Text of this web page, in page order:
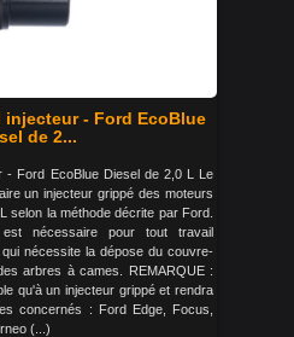
- Ford EcoBlue
de 2...
- Ford EcoBlue Diesel de 2,0 L Le
un injecteur grippé des moteurs
selon la méthode décrite par Ford.
est nécessaire pour tout travail
nécessite la dépose du couvre-
arbres à cames. REMARQUE :
qu'à un injecteur grippé et rendra
concernés : Ford Edge, Focus,
(...)